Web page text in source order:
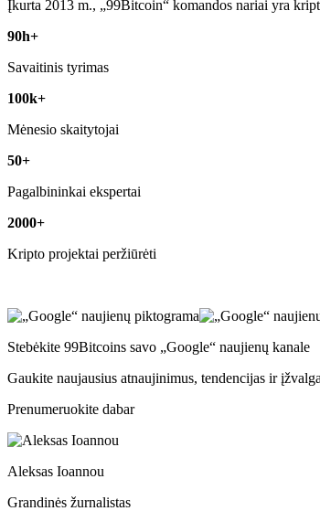
Įkurta 2013 m., „99Bitcoin“ komandos nariai yra
90h+
Savaitinis tyrimas
100k+
Mėnesio skaitytojai
50+
Pagalbininkai ekspertai
2000+
Kripto projektai peržiūrėti
Stebėkite 99Bitcoins savo „Google“ naujienų kanale
Gaukite naujausius atnaujinimus, tendencijas ir
Prenumeruokite dabar
Aleksas Ioannou
Grandinės žurnalistas